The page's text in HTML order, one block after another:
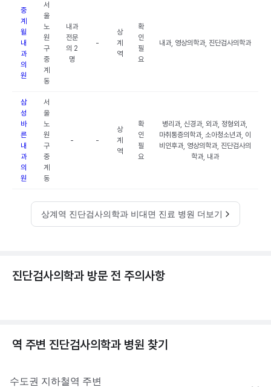
중
계
윌
내
과
의
원
서
울
노
원
구
중
계
동
내과
전문
의 2
명
-
상
계
역
확
인
필
요
내과, 영상의학과, 진단검사의학과
삼
성
바
른
내
과
의
원
서
울
노
원
구
중
계
동
- -
상
계
역
확
인
필
요
병리과, 신경과, 외과, 정형외과,
마취통증의학과, 소아청소년과, 이
비인후과, 영상의학과, 진단검사의
학과, 내과
상계역 진단검사의학과 비대면 진료 병원 더보기
진단검사의학과 방문 전 주의사항
역 주변 진단검사의학과 병원 찾기
수도권 지하철역 주변